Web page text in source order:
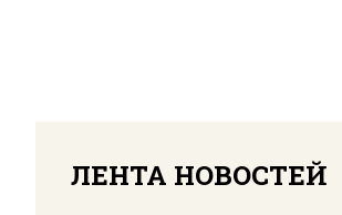
ЛЕНТА НОВОСТЕЙ